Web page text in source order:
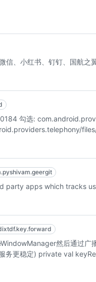
信、小红书、钉钉、国航之
勾选:
files/
party apps which tracks
然后通过
务更稳定) private val